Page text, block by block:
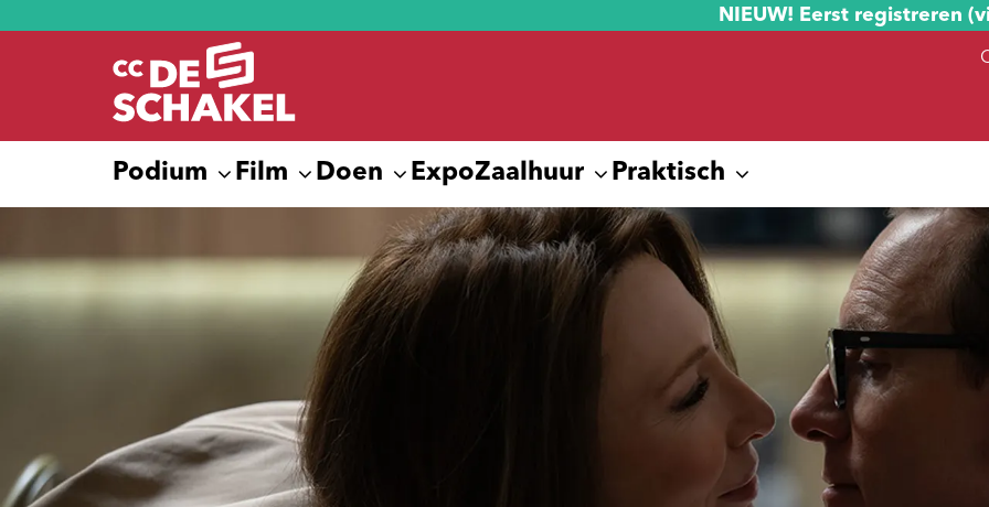
NIEUW! Eerst registreren
Podium Film Doen ExpoZaalhuur Praktisch